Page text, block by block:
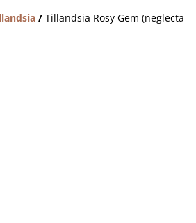
/ Tillandsia Rosy Gem (neglecta